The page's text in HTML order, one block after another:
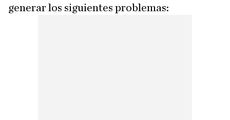
generar los siguientes problemas: